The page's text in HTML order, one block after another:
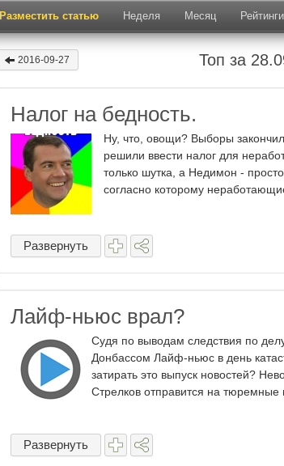
Разместить статью Неделя Месяц Рейтинги
2016-09-27 Топ за
Налог на бедность.
Ну, что, овощи? Выборы
решили ввести налог для
только шутка, а Недимон -
согласно которому
Развернуть
Лайф-ньюс врал?
Судя по выводам следствия по
Донбассом Лайф-ньюс в день
затирать это выпуск новостей?
Стрелков отправится на тюремные
Развернуть